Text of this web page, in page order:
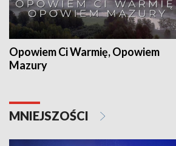
Opowiem Ci Warmię, Opowiem
Mazury
MNIEJSZOŚCI